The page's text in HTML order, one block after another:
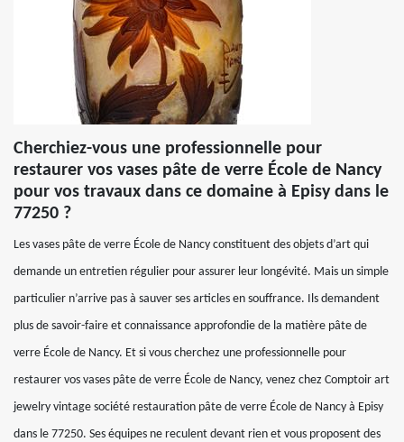
Cherchiez-vous une professionnelle pour
restaurer vos vases pâte de verre École de Nancy
pour vos travaux dans ce domaine à Episy dans le
77250 ?
Les vases pâte de verre École de Nancy constituent des objets d’art qui
demande un entretien régulier pour assurer leur longévité. Mais un simple
particulier n’arrive pas à sauver ses articles en souffrance. Ils demandent
plus de savoir-faire et connaissance approfondie de la matière pâte de
verre École de Nancy. Et si vous cherchez une professionnelle pour
restaurer vos vases pâte de verre École de Nancy, venez chez Comptoir art
jewelry vintage société restauration pâte de verre École de Nancy à Episy
dans le 77250. Ses équipes ne reculent devant rien et vous proposent des